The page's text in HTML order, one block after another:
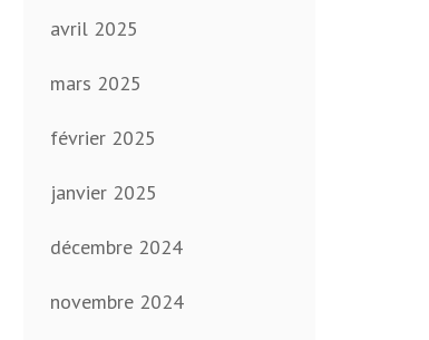
avril 2025
mars 2025
février 2025
janvier 2025
décembre 2024
novembre 2024